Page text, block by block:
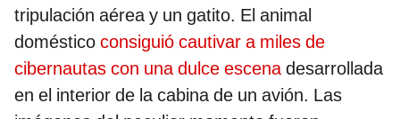
tripulación aérea y un gatito. El animal
doméstico consiguió cautivar a miles de
cibernautas con una dulce escena desarrollada
en el interior de la cabina de un avión. Las